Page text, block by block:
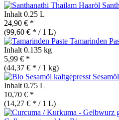
Inhalt 0.25 L
24,90 € *
(99,60 € * / 1 L)
Tamarinden
Inhalt 0.135 kg
5,99 € *
(44,37 € * / 1 kg)
Inhalt 0.75 L
10,70 € *
(14,27 € * / 1 L)